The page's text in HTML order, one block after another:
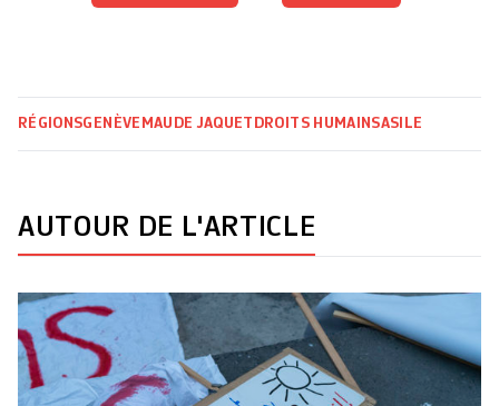
RÉGIONSGENÈVE MAUDE JAQUET DROITS HUMAINSASILE
AUTOUR DE L'ARTICLE